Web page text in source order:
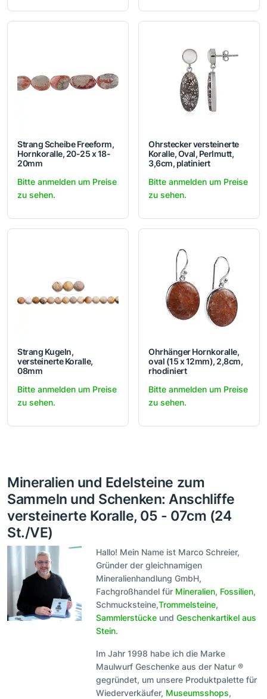
Strang Scheibe Freeform,
Hornkoralle, 20-25 x 18-
20mm
Bitte anmelden um Preise
zu sehen.
Ohrstecker versteinerte
Koralle, Oval, Perlmutt,
3,6cm, platiniert
Bitte anmelden um Preise
zu sehen.
Strang Kugeln,
versteinerte Koralle,
08mm
Bitte anmelden um Preise
zu sehen.
Ohrhänger Hornkoralle,
oval (15 x 12mm), 2,8cm,
rhodiniert
Bitte anmelden um Preise
zu sehen.
Mineralien und Edelsteine zum
Sammeln und Schenken: Anschliffe
versteinerte Koralle, 05 - 07cm (24
St./VE)
Hallo! Mein Name ist Marco Schreier,
Gründer der gleichnamigen
Mineralienhandlung GmbH,
Fachgroßhandel für Mineralien, Fossilien,
Schmucksteine,Trommelsteine,
Sammlerstücke undGeschenkartikel aus
Stein.
Im Jahr 1998 habe ich die Marke
Maulwurf Geschenke aus der Natur ®
gegründet, um unsere Produktpalette für
Wiederverkäufer, Museumsshops,